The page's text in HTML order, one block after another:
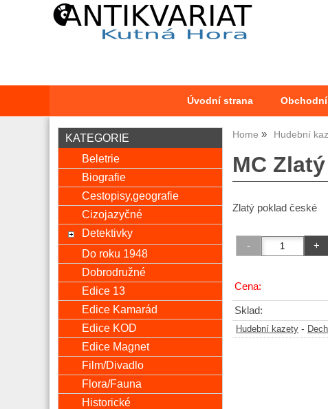
Úvodní strana
Home Hudební
MC
Zlatý poklad české
Cena:
Sklad:
Hudební kazety -
KATEGORIE
Beletrie
Biografie
Cestopisy,geografie
Cizojazyčné
Detektivky
Do roku 1948
Dobrodružné
Edice 13
Edice Kamarád
Edice KOD
Edice Magnet
Film/Divadlo
Flora/Fauna
Historické